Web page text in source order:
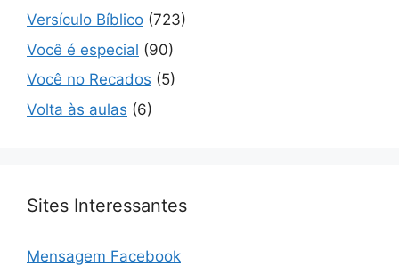
Versículo Bíblico (723)
Você é especial (90)
Você no Recados (5)
Volta às aulas (6)
Sites Interessantes
Mensagem Facebook